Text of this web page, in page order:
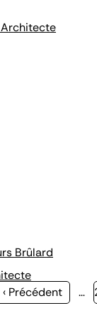
Brûlard
Page
‹ Précédent …